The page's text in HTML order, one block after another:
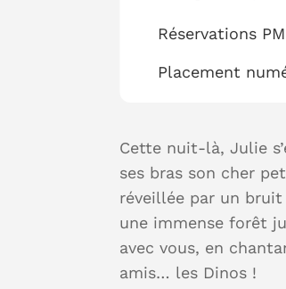
Réservations
Placement
Cette nuit-là, Julie
ses bras son cher
réveillée par un
une immense forêt
avec vous, en
amis… les Dinos !